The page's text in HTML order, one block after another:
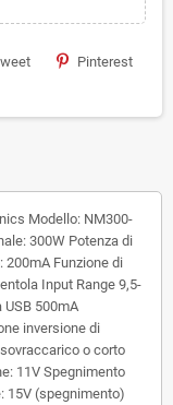
Pinterest
Modello: NM300-
300W Potenza di
200mA Funzione di
Input Range 9,5-
500mA
inversione di
o corto
11V Spegnimento
15V (spegnimento)